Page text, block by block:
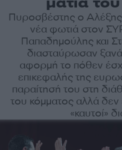
Πυροσβέστης ο
νέα φωτιά στον
Παπαδημούλης και
διασταύρωσαν
αφορμή το πόθεν
επικεφαλής της
παραίτησή του στη
του κόμματος αλλά δεν
«καυτοί»